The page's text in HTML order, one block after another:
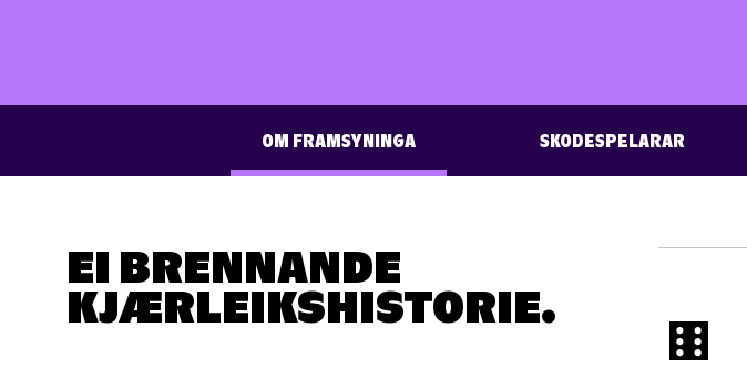
OM FRAMSYNINGA SKODESPELARAR
EI BRENNANDE
KJÆRLEIKSHISTORIE.